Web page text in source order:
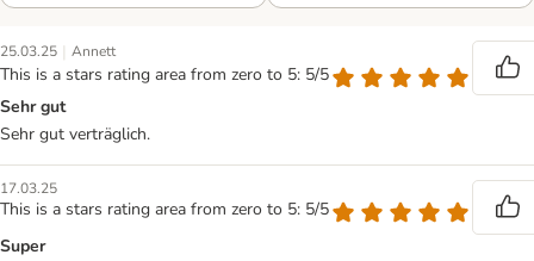
25.03.25 | Annett
This is a stars rating area from zero to 5: 5/5
Sehr gut
Sehr gut verträglich.
17.03.25
This is a stars rating area from zero to 5: 5/5
Super